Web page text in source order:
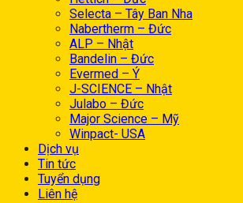
Selecta – Tây Ban Nha
Nabertherm – Đức
ALP – Nhật
Bandelin – Đức
Evermed – Ý
J-SCIENCE – Nhật
Julabo – Đức
Major Science – Mỹ
Winpact- USA
Dịch vụ
Tin tức
Tuyển dụng
Liên hệ